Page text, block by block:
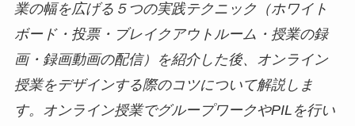
業の幅を広げる５つの実践テクニック（ホワイト
ボード・投票・ブレイクアウトルーム・授業の録
画・録画動画の配信）を紹介した後、オンライン
授業をデザインする際のコツについて解説しま
す。オンライン授業でグループワークやPILを行い